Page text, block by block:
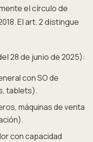
el círculo de
El art. 2 distingue
28 de junio de 2025):
con SO de
tablets).
máquinas de venta
con capacidad